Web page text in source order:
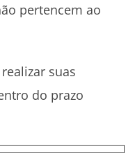
pertencem ao
suas
do prazo